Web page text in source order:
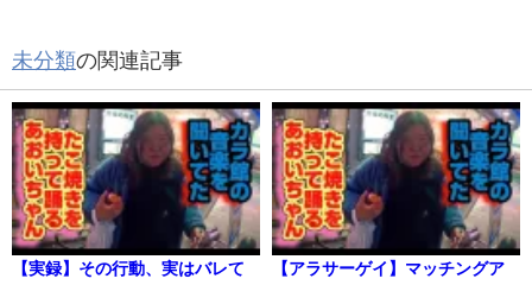
未分類の関連記事
【実録】その行動、実はバレて
【アラサーゲイ】マッチングア